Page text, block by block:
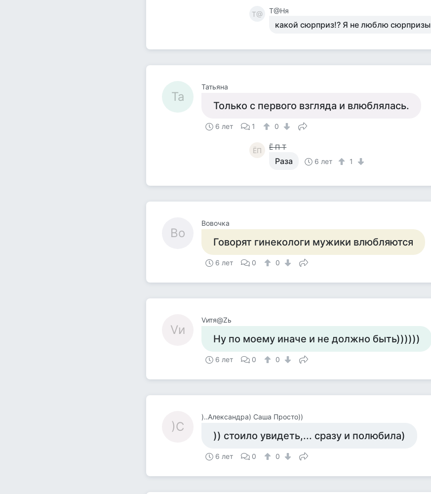
Т@ Т@Ня
какой сюрприз!? Я не люблю сюрпризы
Та
Татьяна
Только с первого взгляда и влюблялась.
6 лет 1 0
ЁП Ё П Т
Раза 6 лет 1
Во
Вовочка
Говорят гинекологи мужики влюбляются
6 лет 0 0
Vи
Vитя@Zь
Ну по моему иначе и не должно быть))))))
6 лет 0 0
)С
)..Александра) Саша Просто))
)) стоило увидеть,... сразу и полюбила)
6 лет 0 0